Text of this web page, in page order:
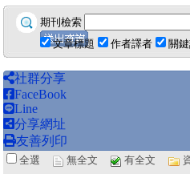
期刊檢索
文章標題
作者譯者 關
社群分享
FaceBook
Line
分享網址
友善列印
全選 無全文 有全文